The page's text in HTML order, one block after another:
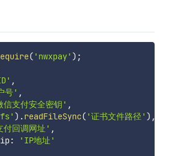
( 'nwxpay' ) ;
,
号' ,
信支付安全密钥' ,
) .readFileSync( '证书文件路径' ) ,
付回调网址' ,
:
'IP地址'